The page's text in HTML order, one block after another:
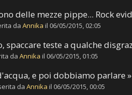
delle mezze pippe... Rock
da Annika il 06/05/2015, 02:05
spaccare teste a qualche
daAnnika il 06/05/2015, 01:05
e poi dobbiamo parlare »
da Annika il 06/05/2015, 00:05